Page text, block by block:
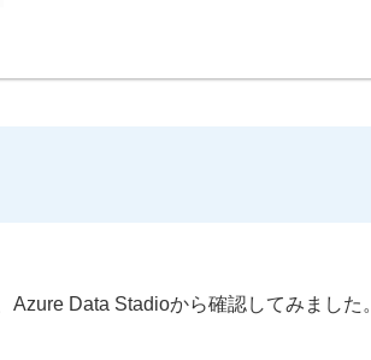
Azure Data Stadioから確認してみました。